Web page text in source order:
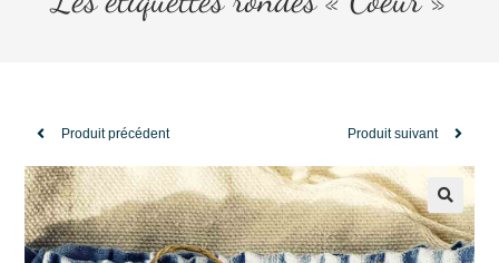
Produit précédent Produit suivant
🔍